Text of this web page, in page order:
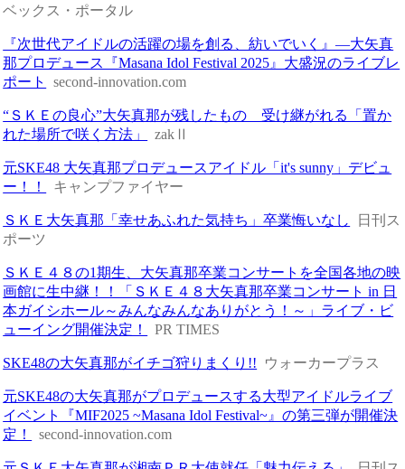
ベックス・ポータル
『次世代アイドルの活躍の場を創る、紡いでいく』―大矢真
那プロデュース『Masana Idol Festival 2025』大盛況のライブレ
ポート
second-innovation.com
“ＳＫＥの良心”大矢真那が残したもの 受け継がれる「置か
れた場所で咲く方法」
zakⅡ
元SKE48 大矢真那プロデュースアイドル「it's sunny」デビュ
ー！！
キャンプファイヤー
ＳＫＥ大矢真那「幸せあふれた気持ち」卒業悔いなし
日刊ス
ポーツ
ＳＫＥ４８の1期生、大矢真那卒業コンサートを全国各地の映
画館に生中継！！「ＳＫＥ４８大矢真那卒業コンサート in 日
本ガイシホール～みんなみんなありがとう！～」ライブ・ビ
ューイング開催決定！
PR TIMES
SKE48の大矢真那がイチゴ狩りまくり!! ウォーカープラス
元SKE48の大矢真那がプロデュースする大型アイドルライブ
イベント『MIF2025 ~Masana Idol Festival~』の第三弾が開催決
定！
second-innovation.com